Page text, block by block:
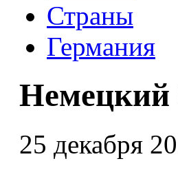
Страны
Германия
Немецкий
25 декабря